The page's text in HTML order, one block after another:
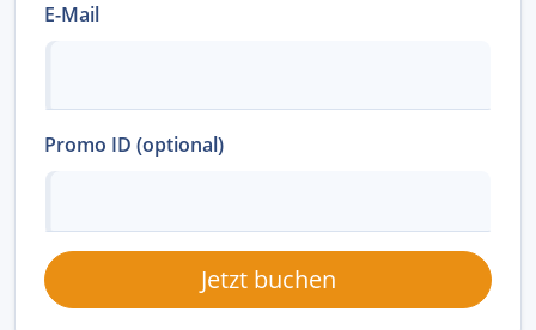
E-Mail
Promo ID (optional)
Jetzt buchen